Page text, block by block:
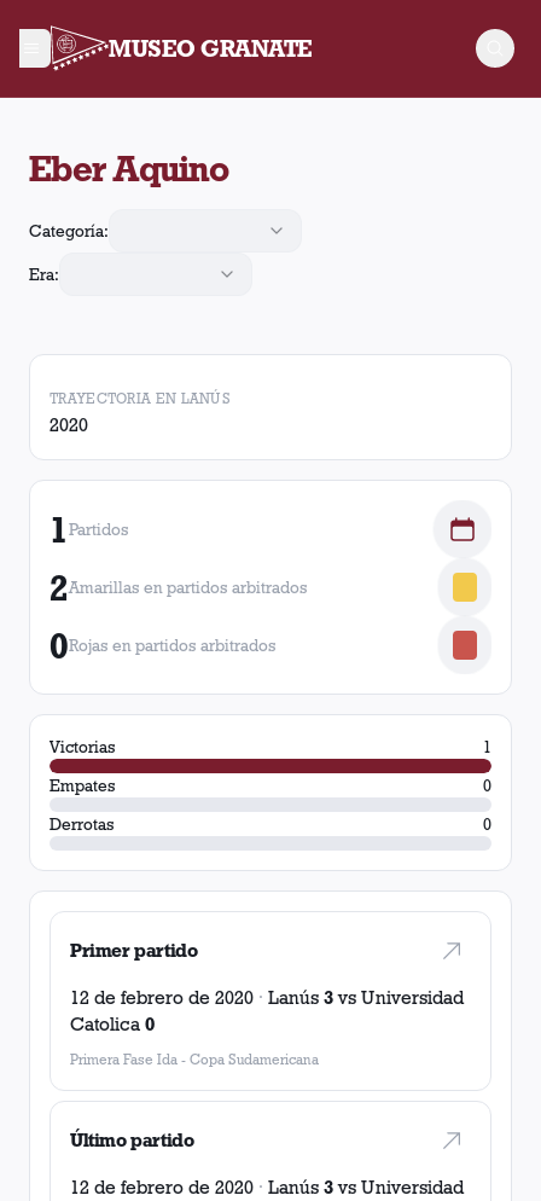
MUSEO GRANATE
Eber Aquino
Categoría:
Era:
TRAYECTORIA EN LANÚS
2020
1Partidos
2Amarillas en partidos arbitrados
0Rojas en partidos arbitrados
Victorias
1
Empates
0
Derrotas
0
Primer partido
12 de febrero de 2020 · Lanús 3vs Universidad
Catolica 0
Primera Fase Ida - Copa Sudamericana
Último partido
12 de febrero de 2020 · Lanús 3vs Universidad